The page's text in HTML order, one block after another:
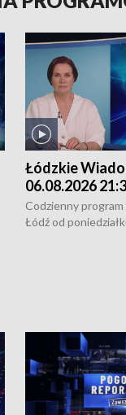
Łódzkie
06.08.2026
Codzienny
Łódź od